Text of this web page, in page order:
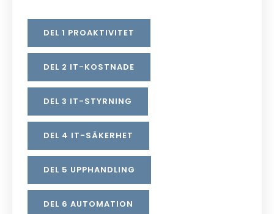
DEL 1 PROAKTIVITET
DEL 2 IT-KOSTNADE
DEL 3 IT-STYRNING
DEL 4 IT-SÄKERHET
DEL 5 UPPHANDLING
DEL 6 AUTOMATION